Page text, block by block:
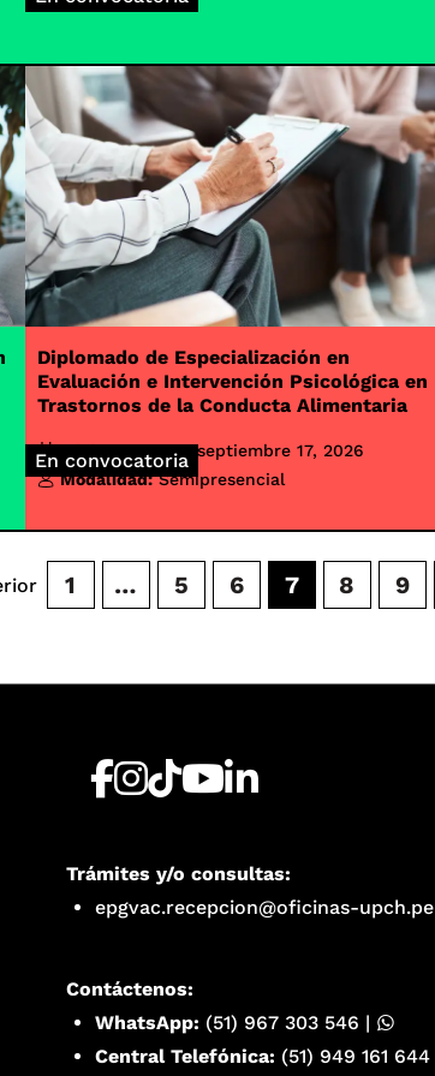
En convocatoria
Diplomado de Especialización en
Evaluación e Intervención Psicológica en
Trastornos de la Conducta Alimentaria
Inicio de clases: septiembre 17, 2026
Modalidad: Semipresencial
1 … 5 6 7 8 9
Trámites y/o consultas:
epgvac.recepcion@oficinas-upch.pe
Contáctenos:
WhatsApp: (51) 967 303 546 |
Central Telefónica: (51) 949 161 644